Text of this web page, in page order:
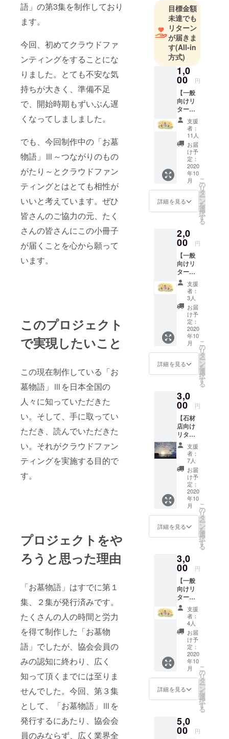
語」の第3集を制作しており
ます。
今回、初めてクラウドファ
ンティングをすることにな
りました。とても不安な気
持ちが大きく、準備不足
で、開始時期もずいぶん遅
くなってしましました。
でも、今回制作中の「お墓
物語」Ⅲ～つながりのもの
がたり～とクラウドファン
ティングとはとても相性が
いいと考えています。ぜひ
皆さんのご協力の元、たく
さんの皆さんにこの小冊子
が届くことを心から願って
います。
このプロジェクト
で実現したいこと
この現在制作している「お
墓物語」Ⅲを日本全国の
人々に知っていただきた
い。そして、手に取ってい
ただき、読んでいただきた
い。それがクラウドファン
ティングを実施する目的で
す。
プロジェクトをや
ろうと思った理由
「お墓物語」はすでに第１
集、２集が発行済みです。
たくさんの人の時間と労力
を得て制作した「お墓物
語」でしたが、協会会員の
みの認知に終わり、広く
知って頂くまでには至りま
せんでした。今回、第３集
として、「お墓物語」Ⅲを
発行するにあたり、協会会
員のみならず、広く業界全
目標金額
未達でも
リターン
が届きま
す(All-in
方式)
1,0
00 円
【一般
向けリ
ターン
１】お
友達割
達の分
もお受
け取り
くださ
お礼の
手紙
② お
墓物語
のもの
がたり
～ ２
冊
支援
者：
11人
お届
け予
定：
2020
年10
月
詳細を見る
こ
の
リ
タ
ー
ン
を
選
択
す
る
2,0
00 円
【一般
向けリ
ターン
２】仲
間と
シェア
気の合
う仲間
の分の
支援も
① お
礼のお
手紙
② お
墓物語
のもの
がたり
～ 4冊
分
支援
者：
3人
お届
け予
定：
2020
年10
月
詳細を見る
こ
の
リ
タ
ー
ン
を
選
択
す
る
3,0
00 円
【石材
店向け
リター
ン１】
～スポ
ンサー
ただた
だ支援
した
い、と
いう方
上明広
さんオ
ンライ
「ウィ
ズコロ
ナにお
ける石
材店の
役割」
ウェビ
ナー
②「お
墓物
語」Ⅲ
～つな
がりの
ものが
たり～3
冊
③「お
支援
者：
7人
お届
け予
定：
2020
年10
月
詳細を見る
こ
の
リ
タ
ー
ン
を
選
択
す
る
3,0
00 円
【一般
向けリ
ターン
３】～
家族で
シェア
仲間と
家族に
も支援
を広げ
よう
① お
礼のお
手紙
② お
ながり
のもの
がたり
支援
者：
4人
お届
け予
定：
2020
年10
月
詳細を見る
こ
の
リ
タ
ー
ン
を
選
択
す
る
5,0
00 円